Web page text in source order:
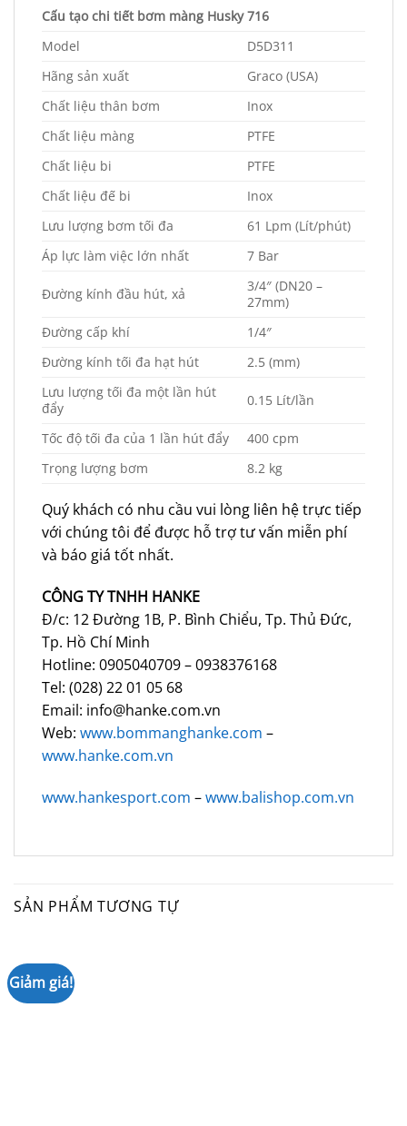
Cấu tạo chi tiết bơm màng Husky 716
Model
D5D311
Hãng sản xuất
Graco (USA)
Chất liệu thân bơm
Inox
Chất liệu màng
PTFE
Chất liệu bi
PTFE
Chất liệu đế bi
Inox
Lưu lượng bơm tối đa
61 Lpm (Lít/phút)
Áp lực làm việc lớn nhất
7 Bar
Đường kính đầu hút, xả
3/4″ (DN20 –
27mm)
Đường cấp khí
1/4″
Đường kính tối đa hạt hút
2.5 (mm)
Lưu lượng tối đa một lần hút
đẩy
0.15 Lít/lần
Tốc độ tối đa của 1 lần hút đẩy
400 cpm
Trọng lượng bơm
8.2 kg
Quý khách có nhu cầu vui lòng liên hệ trực tiếp
với chúng tôi để được hỗ trợ tư vấn miễn phí
và báo giá tốt nhất.
CÔNG TY TNHH HANKE
Đ/c: 12 Đường 1B, P. Bình Chiểu, Tp. Thủ Đức,
Tp. Hồ Chí Minh
Hotline: 0905040709 – 0938376168
Tel: (028) 22 01 05 68
Email: info@hanke.com.vn
Web: www.bommanghanke.com –
www.hanke.com.vn
www.hankesport.com –www.balishop.com.vn
SẢN PHẨM TƯƠNG TỰ
Giảm giá!